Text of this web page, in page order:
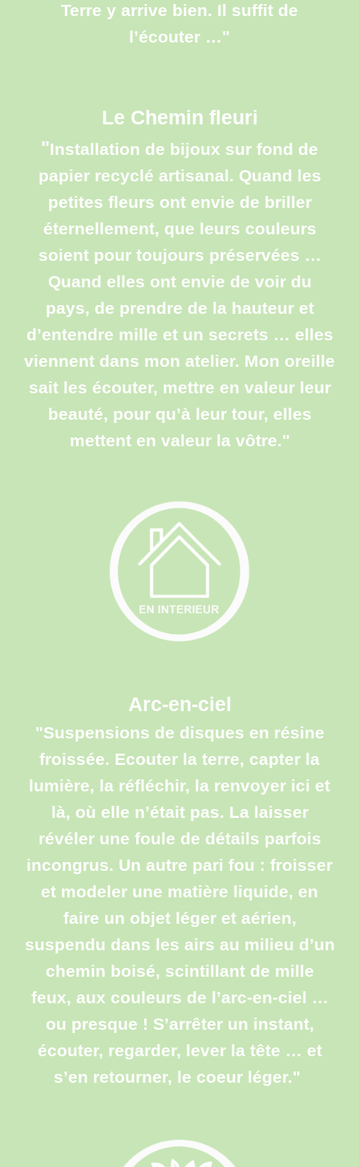
Terre y arrive bien. Il suffit de
l’écouter …"
Le Chemin fleuri
"Installation de bijoux sur fond de
papier recyclé artisanal. Quand les
petites fleurs ont envie de briller
éternellement, que leurs couleurs
soient pour toujours préservées …
Quand elles ont envie de voir du
pays, de prendre de la hauteur et
d’entendre mille et un secrets … elles
viennent dans mon atelier. Mon oreille
sait les écouter, mettre en valeur leur
beauté, pour qu’à leur tour, elles
mettent en valeur la vôtre."
Arc-en-ciel
"Suspensions de disques en résine
froissée. Ecouter la terre, capter la
lumière, la réfléchir, la renvoyer ici et
là, où elle n’était pas. La laisser
révéler une foule de détails parfois
incongrus. Un autre pari fou : froisser
et modeler une matière liquide, en
faire un objet léger et aérien,
suspendu dans les airs au milieu d’un
chemin boisé, scintillant de mille
feux, aux couleurs de l’arc-en-ciel …
ou presque ! S’arrêter un instant,
écouter, regarder, lever la tête … et
s’en retourner, le coeur léger."